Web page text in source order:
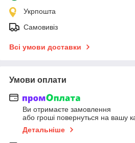
Укрпошта
Самовивіз
Всі умови доставки
Умови оплати
Ви отримаєте замовлення
або гроші повернуться на вашу
Детальніше